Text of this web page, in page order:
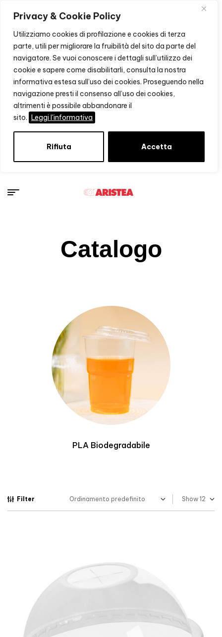
Privacy & Cookie Policy
Utilizziamo cookies di profilazione e cookies di terza
parte, utili per migliorare la fruibilità del sito da parte del
navigatore. Se vuoi conoscere i dettagli sull’utilizzo dei
cookie e sapere come disabilitarli, consulta la nostra
informativa estesa sull’uso dei cookies. Proseguendo nella
navigazione presti il consenso all’uso dei cookies,
altrimenti è possibile abbandonare il
sito. Leggi l'informativa
Rifiuta Accetta
Catalogo
Biopolimero Termoresistente
Filter Show